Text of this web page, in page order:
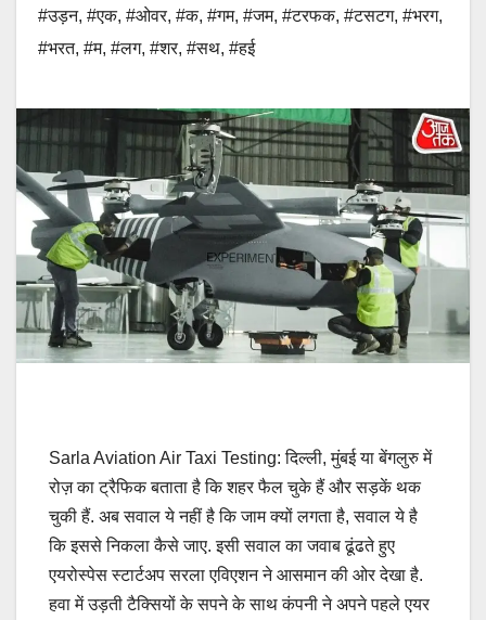
#उड़न, #एक, #ओवर, #क, #गम, #जम, #टरफक, #टसटग, #भरग,
#भरत, #म, #लग, #शर, #सथ, #हई
Sarla Aviation Air Taxi Testing: दिल्ली, मुंबई या बेंगलुरु में
रोज़ का ट्रैफिक बताता है कि शहर फैल चुके हैं और सड़कें थक
चुकी हैं. अब सवाल ये नहीं है कि जाम क्यों लगता है, सवाल ये है
कि इससे निकला कैसे जाए. इसी सवाल का जवाब ढूंढते हुए
एयरोस्पेस स्टार्टअप सरला एविएशन ने आसमान की ओर देखा है.
हवा में उड़ती टैक्सियों के सपने के साथ कंपनी ने अपने पहले एयर